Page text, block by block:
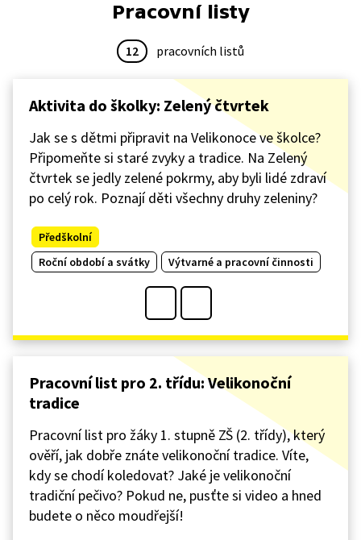
Pracovní listy
12 pracovních listů
Aktivita do školky: Zelený čtvrtek
Jak se s dětmi připravit na Velikonoce ve školce?
Připomeňte si staré zvyky a tradice. Na Zelený
čtvrtek se jedly zelené pokrmy, aby byli lidé zdraví
po celý rok. Poznají děti všechny druhy zeleniny?
Předškolní
Roční období a svátky
Výtvarné a pracovní činnosti
Pracovní list pro 2. třídu: Velikonoční
tradice
Pracovní list pro žáky 1. stupně ZŠ (2. třídy), který
ověří, jak dobře znáte velikonoční tradice. Víte,
kdy se chodí koledovat? Jaké je velikonoční
tradiční pečivo? Pokud ne, pusťte si video a hned
budete o něco moudřejší!